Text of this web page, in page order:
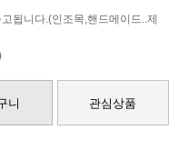
됩니다.(인조목,핸드메이드..제
니 관심상품